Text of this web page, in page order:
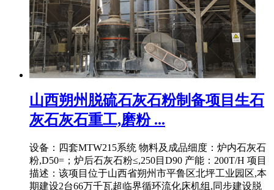
山西朔州脱硫石灰石粉制备项目生石
灰石灰石重工,磨粉 ...
设备：四套MTW215系统 物料及成品细度：炉内石灰石
粉,D50=；炉后石灰石粉≤,250目D90 产能：200T/H 项目
描述：该项目位于山西省朔州市平鲁区北坪工业园区,本
期建设2台66万千瓦超临界循环流化床机组,同步建设脱